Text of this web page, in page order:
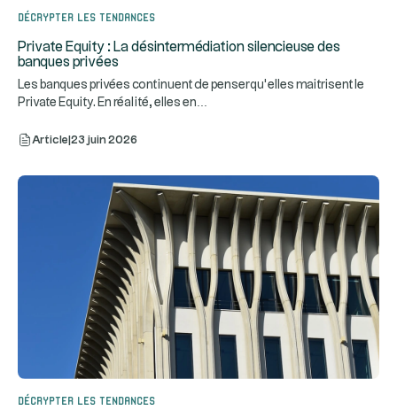
Décrypter les tendances
Private Equity : La désintermédiation silencieuse des
banques privées
Les banques privées continuent de penser qu’elles maitrisent le
Private Equity. En réalité, elles en...
Article 23 juin 2026
Décrypter les tendances